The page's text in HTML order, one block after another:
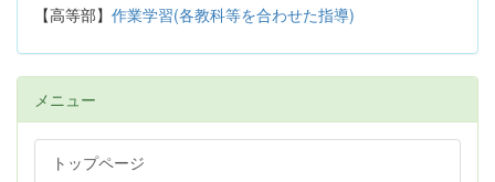
【高等部】 作業学習(各教科等を合わせた指導)
メニュー
トップページ